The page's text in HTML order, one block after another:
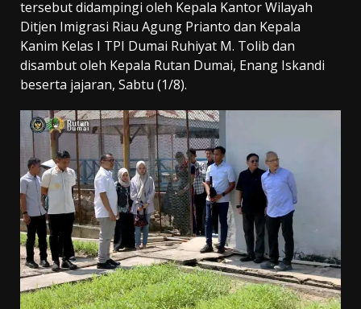
tersebut didampingi oleh Kepala Kantor Wilayah
Ditjen Imigrasi Riau Agung Prianto dan Kepala
Kanim Kelas I TPI Dumai Ruhiyat M. Tolib dan
disambut oleh Kepala Rutan Dumai, Enang Iskandi
beserta jajaran, Sabtu (1/8).